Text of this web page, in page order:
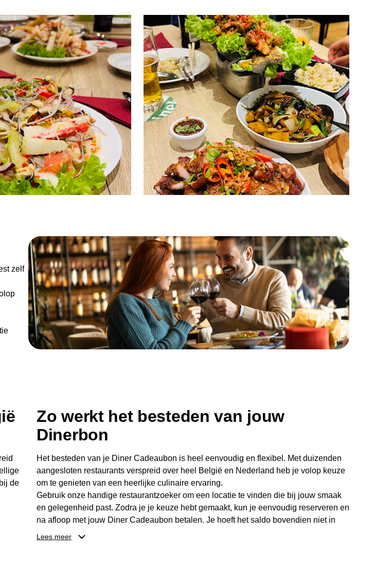
zelf
de
Zo werkt het besteden van jouw
Dinerbon
Het besteden van je Diner Cadeaubon is heel eenvoudig en flexibel. Met duizenden
aangesloten restaurants verspreid over heel België en Nederland heb je volop keuze
om te genieten van een heerlijke culinaire ervaring.
Gebruik onze handige restaurantzoeker om een locatie te vinden die bij jouw smaak
en gelegenheid past. Zodra je je keuze hebt gemaakt, kun je eenvoudig reserveren en
na afloop met jouw Diner Cadeaubon betalen. Je hoeft het saldo bovendien niet in
één keer te besteden. Het resterende bedrag blijft gewoon op de bon staan en kan
Lees meer